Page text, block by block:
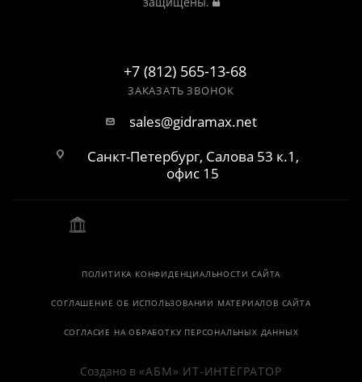
+7 (812) 565-13-68
ЗАКАЗАТЬ ЗВОНОК
sales@gidramax.net
Санкт-Петербург, Салова 53 к.1,
офис 15
ПОЛИТИКА КОНФИДЕНЦИАЛЬНОСТИ САЙТА
СОГЛАШЕНИЕ ОБ ИСПОЛЬЗОВАНИИ МАТЕРИАЛОВ САЙТА
СОГЛАСИЕ НА ОБРАБОТКУ ПЕРСОНАЛЬНЫХ ДАННЫХ
Создано в «АБМ» ИТ-ИНТЕГРАТОР